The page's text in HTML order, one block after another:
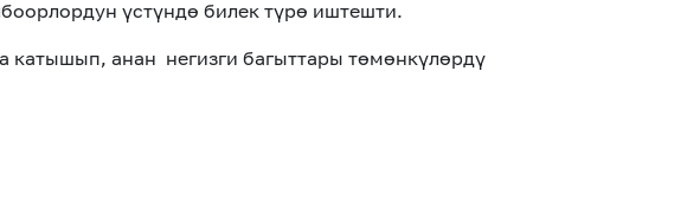
үстүндө билек түрө иштешти.
анан негизги багыттары төмөнкүлөрдү